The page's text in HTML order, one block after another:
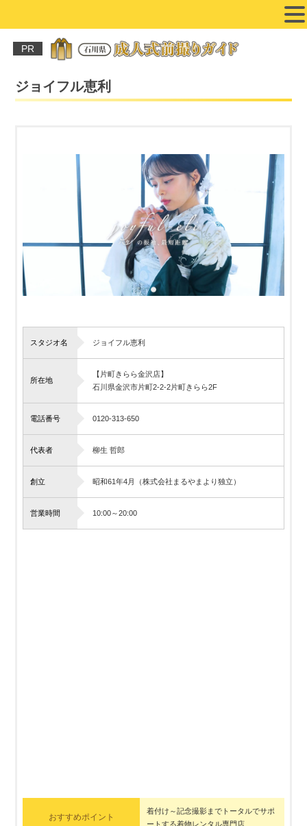
PR
ジョイフル恵利
スタジオ名 ジョイフル恵利
所在地
【片町きらら金沢店】
石川県金沢市片町2-2-2片町きらら2F
電話番号 0120-313-650
代表者 柳生 哲郎
創立 昭和61年4月（株式会社まるやまより独立）
営業時間 10:00～20:00
おすすめポイント
着付け～記念撮影までトータルでサポ
ートする着物レンタル専門店